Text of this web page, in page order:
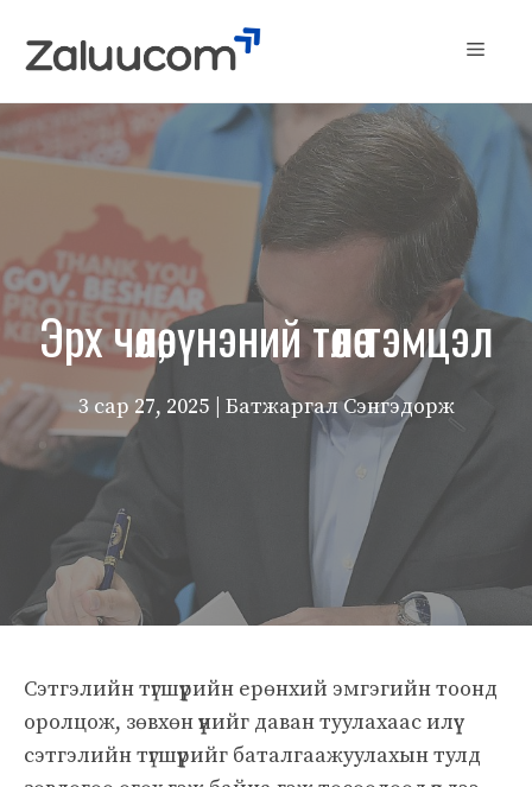
Menu
Эрх чөлөө, үнэний төлөө тэмцэл
3 сар 27, 2025 | Батжаргал Сэнгэдорж
Сэтгэлийн түгшүүрийн ерөнхий эмгэгийн тоонд
оролцож, зөвхөн үүнийг даван туулахаас илүү
сэтгэлийн түгшүүрийг баталгаажуулахын тулд